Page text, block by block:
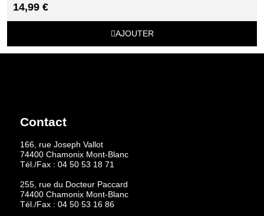
14,99 €
AJOUTER
Contact
166, rue Joseph Vallot
74400 Chamonix Mont-Blanc
Tél./Fax : 04 50 53 18 71
255, rue du Docteur Paccard
74400 Chamonix Mont-Blanc
Tél./Fax : 04 50 53 16 86